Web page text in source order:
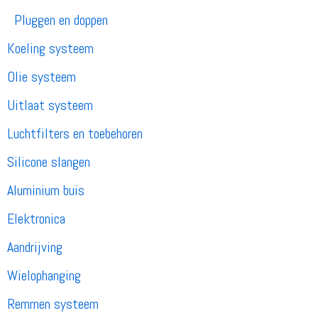
Pluggen en doppen
Koeling systeem
Olie systeem
Uitlaat systeem
Luchtfilters en toebehoren
Silicone slangen
Aluminium buis
Elektronica
Aandrijving
Wielophanging
Remmen systeem